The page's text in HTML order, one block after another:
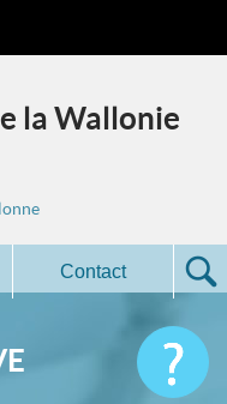
la Wallonie
Contact